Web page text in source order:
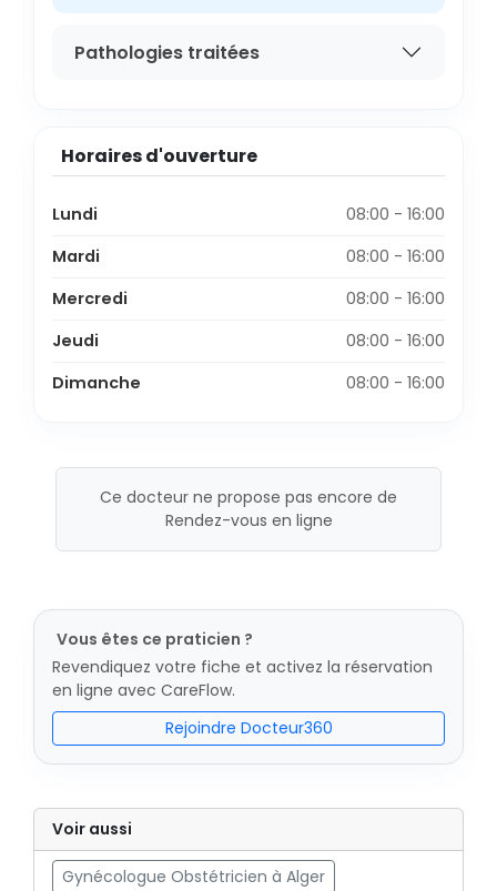
Pathologies traitées
Horaires d'ouverture
Lundi
08:00 - 16:00
Mardi
08:00 - 16:00
Mercredi
08:00 - 16:00
Jeudi
08:00 - 16:00
Dimanche
08:00 - 16:00
Ce docteur ne propose pas encore de
Rendez-vous en ligne
Vous êtes ce praticien ?
Revendiquez votre fiche et activez la réservation
en ligne avec CareFlow.
Rejoindre Docteur360
Voir aussi
Gynécologue Obstétricien à Alger